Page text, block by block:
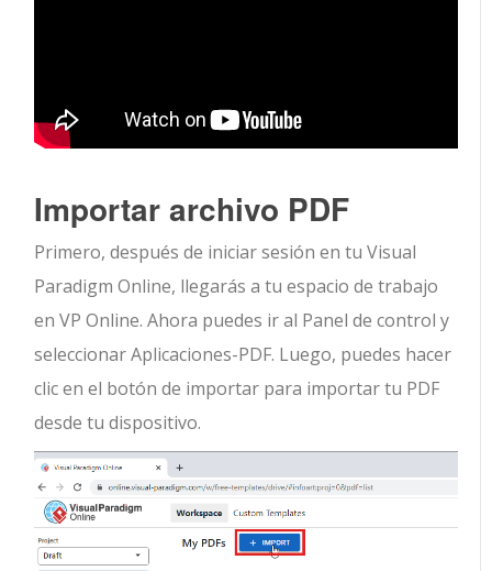
Importar archivo PDF
Primero, después de iniciar sesión en tu Visual
Paradigm Online, llegarás a tu espacio de trabajo
en VP Online. Ahora puedes ir al Panel de control y
seleccionar Aplicaciones-PDF. Luego, puedes hacer
clic en el botón de importar para importar tu PDF
desde tu dispositivo.